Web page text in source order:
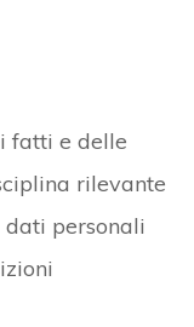
fatti e delle
rilevante
personali